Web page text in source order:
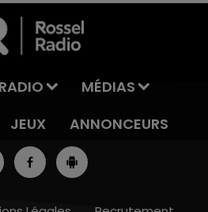
RADIO
MÉDIAS
JEUX ANNONCEURS